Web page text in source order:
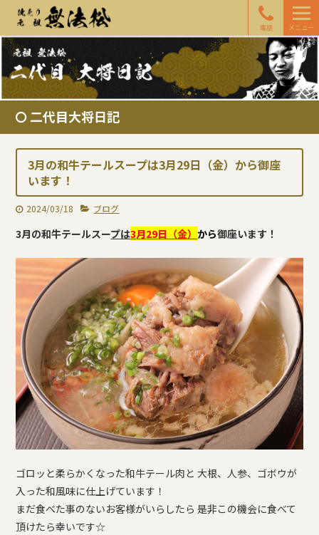
電話 メニュー
二代目大将日記
3月の和牛テールスープは3月29日（金）から御座
います！
2024/03/18 ブログ
3月の和牛テールスープは3月29日（金） から御座います！
ゴロッと柔らかくなった和牛テール肉と 大根、人参、ゴボウが
入った和風味に仕上げています！
まだ食べた事のないお客様がいらしたら 是非この機会に食べて
頂けたら幸いです☆